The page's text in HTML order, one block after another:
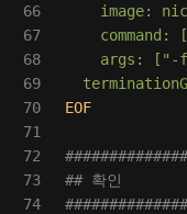
66
67
68
69
70
71
72
73
74
image:
command:
args: ["-
EOF
## 확인